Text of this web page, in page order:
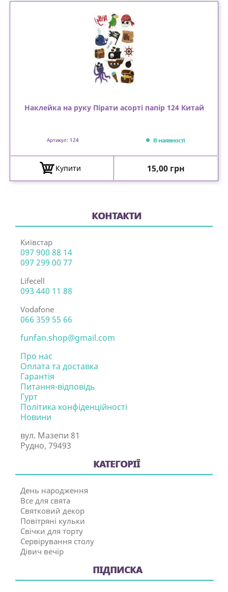
Наклейка на руку Пірати асорті папір 124 Китай
Артикул: 124 В наявності
Купити Ціна
15,00 грн
КОНТАКТИ
Київстар
097 900 88 14
097 299 00 77
Lifecell
093 440 11 88
Vodafone
066 359 55 66
funfan.shop@gmail.com
Про нас
Оплата та доставка
Гарантія
Питання-відповідь
Гурт
Політика конфіденційності
Новини
вул. Мазепи 81
Рудно, 79493
КАТЕГОРІЇ
День народження
Все для свята
Святковий декор
Повітряні кульки
Свічки для торту
Сервірування столу
Дівич вечір
ПІДПИСКА